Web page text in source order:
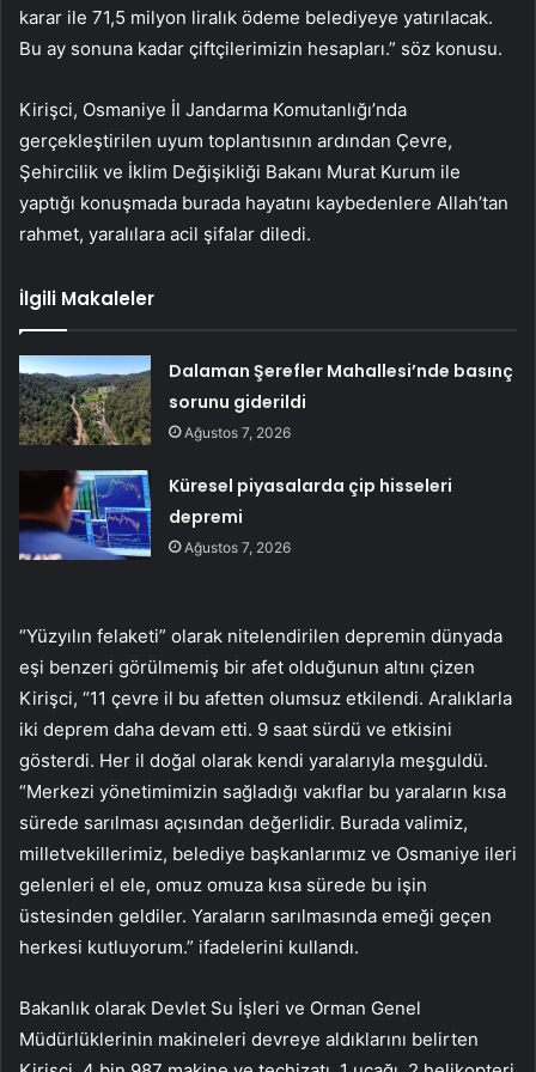
karar ile 71,5 milyon liralık ödeme belediyeye yatırılacak.
Bu ay sonuna kadar çiftçilerimizin hesapları.” söz konusu.
Kirişci, Osmaniye İl Jandarma Komutanlığı’nda
gerçekleştirilen uyum toplantısının ardından Çevre,
Şehircilik ve İklim Değişikliği Bakanı Murat Kurum ile
yaptığı konuşmada burada hayatını kaybedenlere Allah’tan
rahmet, yaralılara acil şifalar diledi.
İlgili Makaleler
Dalaman Şerefler Mahallesi’nde basınç
sorunu giderildi
Ağustos 7, 2026
Küresel piyasalarda çip hisseleri
depremi
Ağustos 7, 2026
“Yüzyılın felaketi” olarak nitelendirilen depremin dünyada
eşi benzeri görülmemiş bir afet olduğunun altını çizen
Kirişci, “11 çevre il bu afetten olumsuz etkilendi. Aralıklarla
iki deprem daha devam etti. 9 saat sürdü ve etkisini
gösterdi. Her il doğal olarak kendi yaralarıyla meşguldü.
“Merkezi yönetimimizin sağladığı vakıflar bu yaraların kısa
sürede sarılması açısından değerlidir. Burada valimiz,
milletvekillerimiz, belediye başkanlarımız ve Osmaniye ileri
gelenleri el ele, omuz omuza kısa sürede bu işin
üstesinden geldiler. Yaraların sarılmasında emeği geçen
herkesi kutluyorum.” ifadelerini kullandı.
Bakanlık olarak Devlet Su İşleri ve Orman Genel
Müdürlüklerinin makineleri devreye aldıklarını belirten